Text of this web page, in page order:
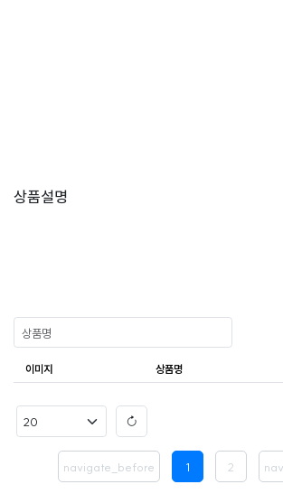
상품설명
이미지 상품명
navigate_before 1 2